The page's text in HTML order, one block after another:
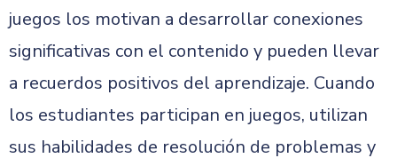
juegos los motivan a desarrollar conexiones
significativas con el contenido y pueden llevar
a recuerdos positivos del aprendizaje. Cuando
los estudiantes participan en juegos, utilizan
sus habilidades de resolución de problemas y